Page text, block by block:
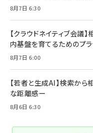
8月7日 6:30
【クラウドネイティブ会議
内基盤を育てるためのプラ
8月7日 6:00
【若者と生成AI】検索か
な距離感ー
8月6日 6:30